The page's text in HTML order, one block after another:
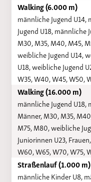
Walking (6.000 m)
männliche Jugend U14,
Jugend U18, männliche
M30, M35, M40, M45,
weibliche Jugend U14,
U18, weibliche Jugend
W35, W40, W45, W50,
Walking (16.000 m)
männliche Jugend U18,
Männer, M30, M35,
M75, M80, weibliche
Juniorinnen U23,
W60, W65, W70, W75,
Straßenlauf (1.000 m)
männliche Kinder U8,